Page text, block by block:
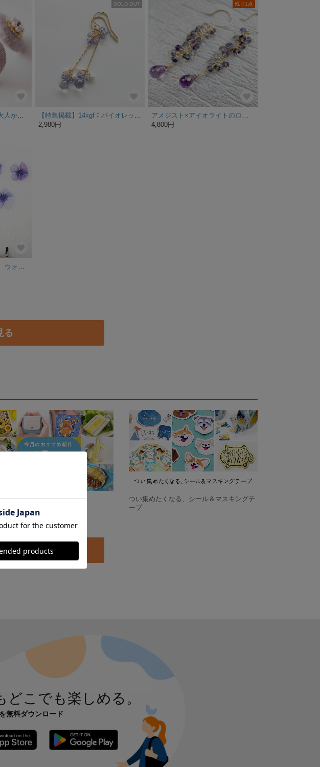
SOLD OUT
2,980円
残り1点
4,800円
る
おすすめ新作〜7月〜
つい集めたくなる、シール＆マスキングテ
ープ
どこでも楽しめる。
無料ダウンロード
App Store からダウンロードGoogle Play で手に入れよう